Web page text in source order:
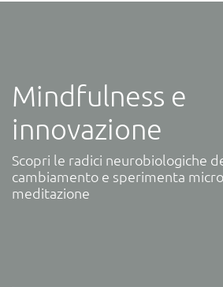
Mindfulness e
innovazione
Scopri le radici neurobiologiche
cambiamento e sperimenta
meditazione